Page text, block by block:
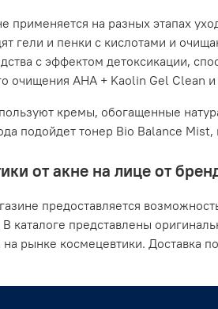
применяется на разных этапах
гели и пенки с кислотами и
с эффектом детоксикации,
очищения AHA + Kaolin Gel Clean
кремы, обогащенные
подойдет тонер Bio Balance
от акне на лице от
предоставляется
каталоге представлены
рынке космецевтики. Доставка